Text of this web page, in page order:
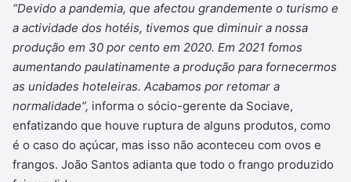
“Devido a pandemia, que afectou grandemente o turismo e
a actividade dos hotéis, tivemos que diminuir a nossa
produção em 30 por cento em 2020. Em 2021 fomos
aumentando paulatinamente a produção para fornecermos
as unidades hoteleiras. Acabamos por retomar a
normalidade”, informa o sócio-gerente da Sociave,
enfatizando que houve ruptura de alguns produtos, como
é o caso do açúcar, mas isso não aconteceu com ovos e
frangos. João Santos adianta que todo o frango produzido